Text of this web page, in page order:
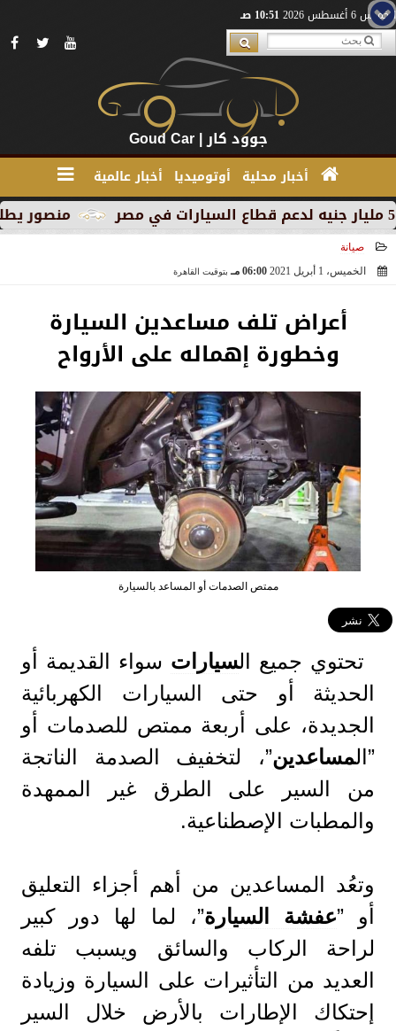
الخميس 6 أغسطس 2026 10:51 صـ
جوود كار | Goud Car
أخبار محلية أوتوميديا أخبار عالمية
منصور يطلق MG RX9 PHEV الجديدة كليًا في السوق المصري كأول سيارة Plug-in Hybrid من العلامة
صيانة
الخميس، 1 أبريل 2021
06:00 مـ بتوقيت القاهرة
أعراض تلف مساعدين السيارة
وخطورة إهماله على الأرواح
ممتص الصدمات أو المساعد بالسيارة
تحتوي جميع السيارات سواء القديمة أو
الحديثة أو حتى السيارات الكهربائية
الجديدة، على أربعة ممتص للصدمات أو
”المساعدين”، لتخفيف الصدمة الناتجة
من السير على الطرق غير الممهدة
والمطبات الإصطناعية.
وتعُد المساعدين من أهم أجزاء التعليق
أو ”عفشة السيارة”، لما لها دور كبير
لراحة الركاب والسائق ويسبب تلفه
العديد من التأثيرات على السيارة وزيادة
إحتكاك الإطارات بالأرض خلال السير